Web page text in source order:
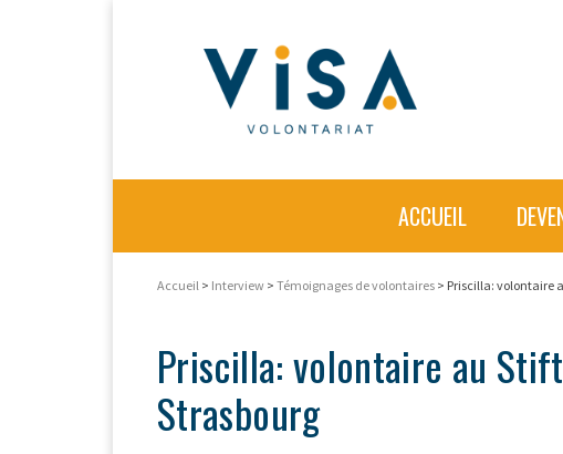
ACCUEIL
Accueil > Interview > Témoignages de volontaires > Priscilla: volontaire
Priscilla: volontaire au
Strasbourg